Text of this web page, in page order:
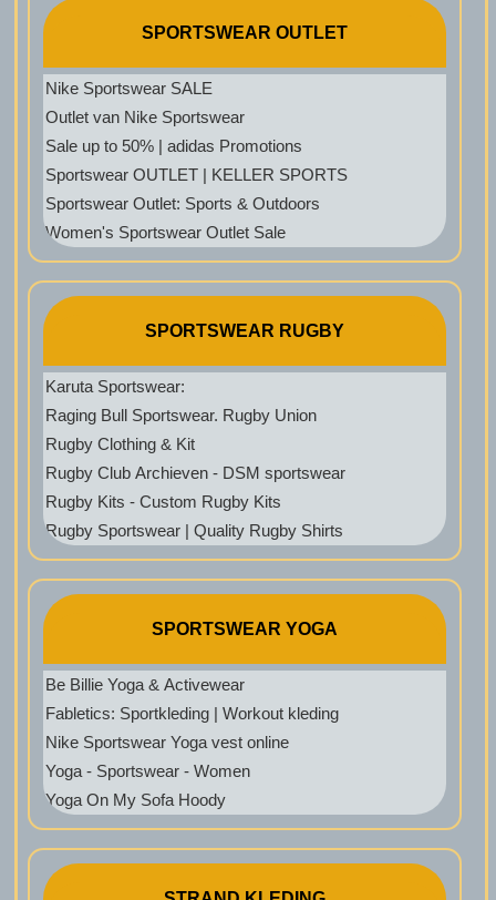
SPORTSWEAR OUTLET
Nike Sportswear SALE
Outlet van Nike Sportswear
Sale up to 50% | adidas Promotions
Sportswear OUTLET | KELLER SPORTS
Sportswear Outlet: Sports & Outdoors
Women's Sportswear Outlet Sale
SPORTSWEAR RUGBY
Karuta Sportswear:
Raging Bull Sportswear. Rugby Union
Rugby Clothing & Kit
Rugby Club Archieven - DSM sportswear
Rugby Kits - Custom Rugby Kits
Rugby Sportswear | Quality Rugby Shirts
SPORTSWEAR YOGA
Be Billie Yoga & Activewear
Fabletics: Sportkleding | Workout kleding
Nike Sportswear Yoga vest online
Yoga - Sportswear - Women
Yoga On My Sofa Hoody